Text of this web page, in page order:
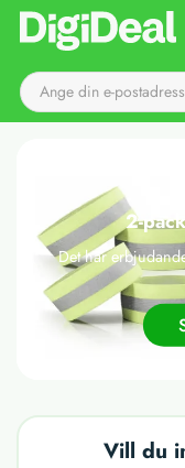
Till startsidan
2-
Det här
Vill du